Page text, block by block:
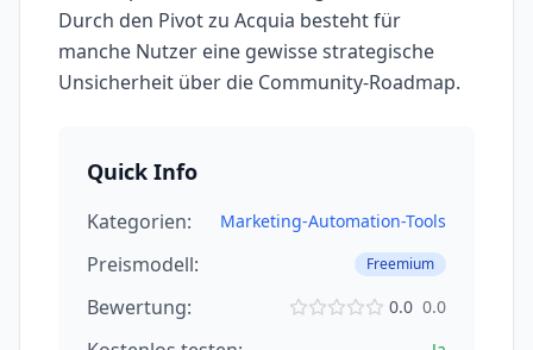
Durch den Pivot zu Acquia besteht für
manche Nutzer eine gewisse strategische
Unsicherheit über die Community-Roadmap.
Quick Info
Kategorien: Marketing-Automation-Tools
Preismodell: Freemium
Bewertung: 0.0 0.0